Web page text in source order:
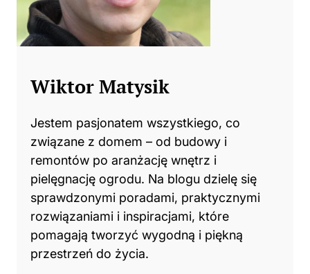
Wiktor Matysik
Jestem pasjonatem wszystkiego, co
związane z domem – od budowy i
remontów po aranżację wnętrz i
pielęgnację ogrodu. Na blogu dzielę się
sprawdzonymi poradami, praktycznymi
rozwiązaniami i inspiracjami, które
pomagają tworzyć wygodną i piękną
przestrzeń do życia.